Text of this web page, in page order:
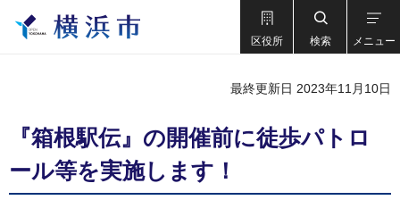
区役所 検索 メニュー
最終更新日 2023年11月10日
『箱根駅伝』の開催前に徒歩パトロ
ール等を実施します！